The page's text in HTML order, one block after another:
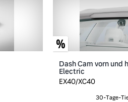
Dash Cam vorn und
Electric
EX40/XC40
30-Tage-